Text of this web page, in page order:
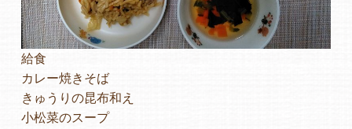
在園児保護者の方へ
給食
カレー焼きそば
きゅうりの昆布和え
小松菜のスープ